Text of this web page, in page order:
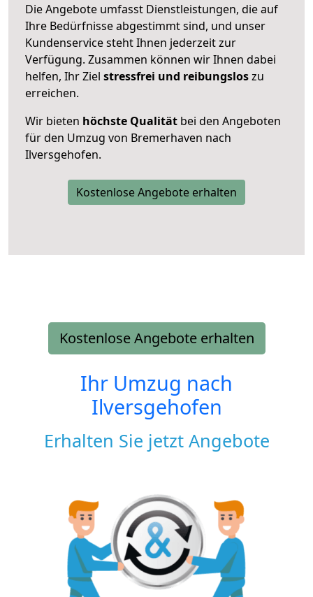
Die Angebote umfasst Dienstleistungen, die auf
Ihre Bedürfnisse abgestimmt sind, und unser
Kundenservice steht Ihnen jederzeit zur
Verfügung. Zusammen können wir Ihnen dabei
helfen, Ihr Ziel stressfrei und reibungsloszu
erreichen.
Wir bieten höchste Qualität bei den Angeboten
für den Umzug von Bremerhaven nach
Ilversgehofen.
Kostenlose Angebote erhalten
Kostenlose Angebote erhalten
Ihr Umzug nach
Ilversgehofen
Erhalten Sie jetzt Angebote